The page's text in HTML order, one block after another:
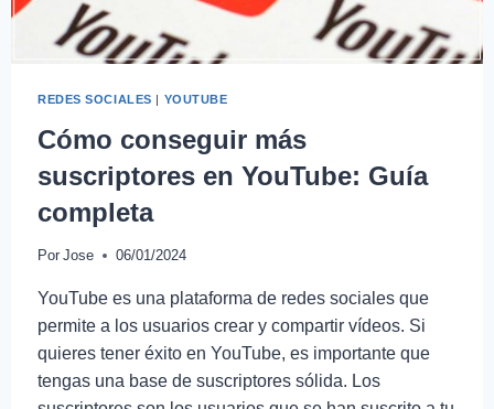
REDES SOCIALES | YOUTUBE
Cómo conseguir más
suscriptores en YouTube: Guía
completa
Por Jose 06/01/2024
YouTube es una plataforma de redes sociales que
permite a los usuarios crear y compartir vídeos. Si
quieres tener éxito en YouTube, es importante que
tengas una base de suscriptores sólida. Los